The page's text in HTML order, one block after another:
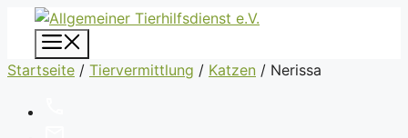
Zum
Inhalt
springen
Startseite / Tiervermittlung / Katzen / Nerissa